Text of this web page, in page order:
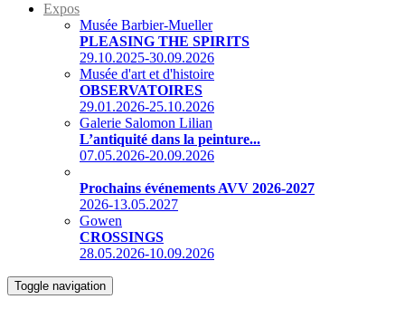
Expos
Musée Barbier-Mueller
PLEASING THE SPIRITS
29.10.2025-30.09.2026
Musée d'art et d'histoire
OBSERVATOIRES
29.01.2026-25.10.2026
Galerie Salomon Lilian
L’antiquité dans la peinture...
07.05.2026-20.09.2026
Prochains événements AVV 2026-2027
2026-13.05.2027
Gowen
CROSSINGS
28.05.2026-10.09.2026
Toggle navigation